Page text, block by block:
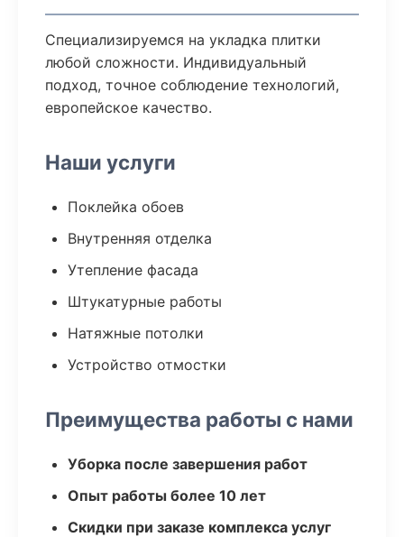
Специализируемся на укладка плитки
любой сложности. Индивидуальный
подход, точное соблюдение технологий,
европейское качество.
Наши услуги
Поклейка обоев
Внутренняя отделка
Утепление фасада
Штукатурные работы
Натяжные потолки
Устройство отмостки
Преимущества работы с нами
Уборка после завершения работ
Опыт работы более 10 лет
Скидки при заказе комплекса услуг